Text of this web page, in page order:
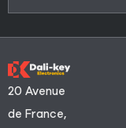
20 Avenue
de France,